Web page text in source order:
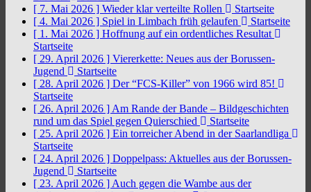
[ 7. Mai 2026 ] Wieder klar verteilte Rollen
Startseite
[ 4. Mai 2026 ] Spiel in Limbach früh gelaufen
Startseite
[ 1. Mai 2026 ] Hoffnung auf ein ordentliches Resultat
Startseite
[ 29. April 2026 ] Viererkette: Neues aus der Borussen-
Jugend
Startseite
[ 28. April 2026 ] Der “FCS-Killer” von 1966 wird 85!
Startseite
[ 26. April 2026 ] Am Rande der Bande – Bildgeschichten
rund um das Spiel gegen Quierschied
Startseite
[ 25. April 2026 ] Ein torreicher Abend in der Saarlandliga
Startseite
[ 24. April 2026 ] Doppelpass: Aktuelles aus der Borussen-
Jugend
Startseite
[ 23. April 2026 ] Auch gegen die Wambe aus der